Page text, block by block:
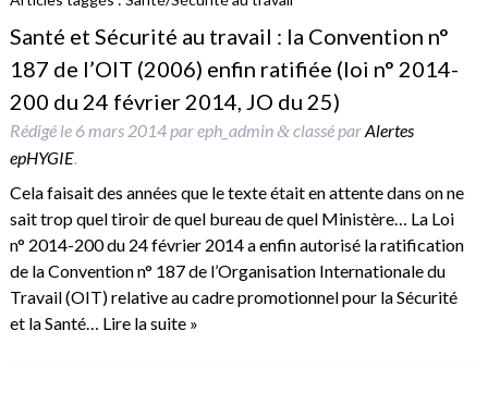
Santé et Sécurité au travail : la Convention n°
187 de l’OIT (2006) enfin ratifiée (loi n° 2014-
200 du 24 février 2014, JO du 25)
Rédigé le 6 mars 2014pareph_admin &classé parAlertes
epHYGIE.
Cela faisait des années que le texte était en attente dans on ne
sait trop quel tiroir de quel bureau de quel Ministère… La Loi
n° 2014-200 du 24 février 2014 a enfin autorisé la ratification
de la Convention n° 187 de l’Organisation Internationale du
Travail (OIT) relative au cadre promotionnel pour la Sécurité
et la Santé… Lire la suite »